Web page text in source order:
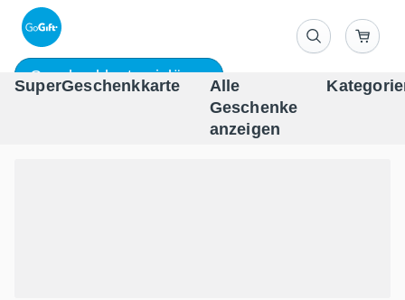
Geschenkkarte einlösen
SuperGeschenkkarte
Alle
Geschenke
anzeigen